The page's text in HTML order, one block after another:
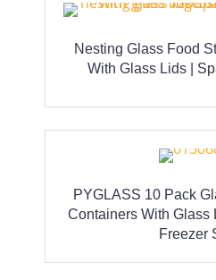
Nesting Glass Food
With Glass Lids |
PYGLASS 10 Pack
Containers With Glass
Freezer